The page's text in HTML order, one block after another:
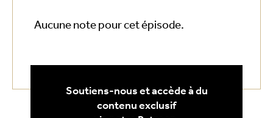
Aucune note pour cet épisode.
Soutiens-nous et accède à du
contenu exclusif